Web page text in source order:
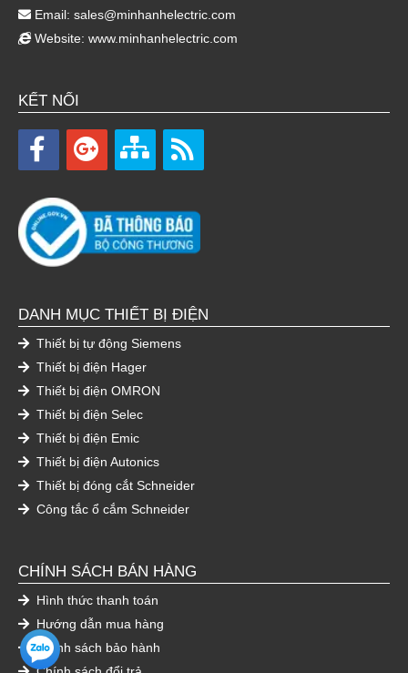
Email: sales@minhanhelectric.com
Website: www.minhanhelectric.com
KẾT NỐI
DANH MỤC THIẾT BỊ ĐIỆN
Thiết bị tự động Siemens
Thiết bị điện Hager
Thiết bị điện OMRON
Thiết bị điện Selec
Thiết bị điện Emic
Thiết bị điện Autonics
Thiết bị đóng cắt Schneider
Công tắc ổ cắm Schneider
CHÍNH SÁCH BÁN HÀNG
Hình thức thanh toán
Hướng dẫn mua hàng
Chính sách bảo hành